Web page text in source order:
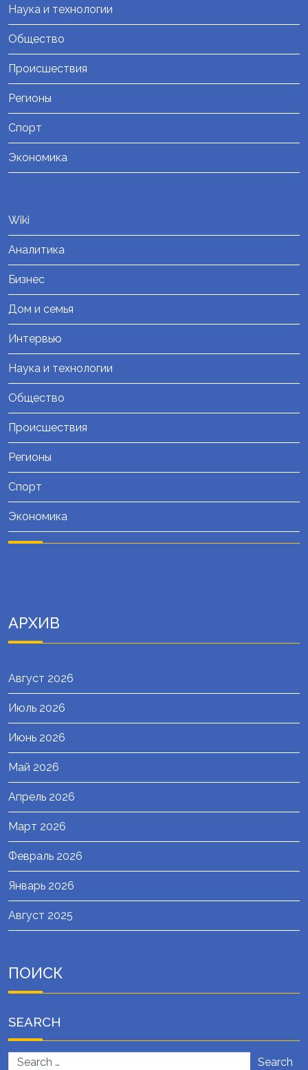
Наука и технологии
Общество
Происшествия
Регионы
Спорт
Экономика
Wiki
Аналитика
Бизнес
Дом и семья
Интервью
Наука и технологии
Общество
Происшествия
Регионы
Спорт
Экономика
АРХИВ
Август 2026
Июль 2026
Июнь 2026
Май 2026
Апрель 2026
Март 2026
Февраль 2026
Январь 2026
Август 2025
ПОИСК
SEARCH
Search